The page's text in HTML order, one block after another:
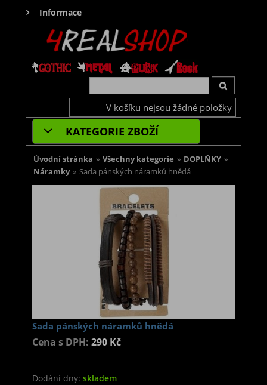
Informace
V košíku nejsou žádné položky
KATEGORIE ZBOŽÍ
Úvodní stránka » Všechny kategorie » DOPLŇKY »
Náramky » Sada pánských náramků hnědá
Sada pánských náramků hnědá
Cena s DPH: 290 Kč
Dodání dny: skladem